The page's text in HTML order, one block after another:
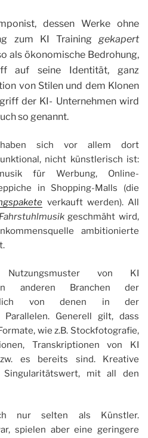
dessen Werke ohne
zum KI Training gekapert
als ökonomische Bedrohung,
auf seine Identität, ganz
von Stilen und dem Klonen
der KI- Unternehmen wird
so genannt.
haben sich vor allem dort
nicht künstlerisch ist:
für Werbung, Online-
in Shopping-Malls (die
verkauft werden). All
Fahrstuhlmusikgeschmäht wird,
ambitionierte
Nutzungsmuster von KI
anderen Branchen der
von denen in der
Generell gilt, dass
wie z.B. Stockfotografie,
Transkriptionen von KI
es bereits sind. Kreative
mit all den
nur selten als Künstler.
spielen aber eine geringere